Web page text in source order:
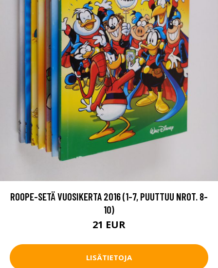
ROOPE-SETÄ VUOSIKERTA 2016 (1-7, PUUTTUU NROT. 8-
10)
21 EUR
LISÄTIETOJA